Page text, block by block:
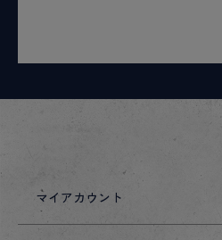
マイアカウント